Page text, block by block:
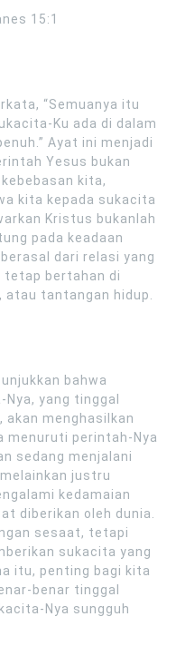
15:1
“Semuanya itu
Ku ada di dalam
Ayat ini menjadi
Yesus bukan
kita,
kita kepada sukacita
Kristus bukanlah
pada keadaan
dari relasi yang
tetap bertahan di
tantangan hidup.
bahwa
yang tinggal
akan menghasilkan
menuruti perintah-Nya
sedang menjalani
justru
kedamaian
diberikan oleh dunia.
sesaat, tetapi
sukacita yang
itu, penting bagi kita
benar tinggal
Nya sungguh